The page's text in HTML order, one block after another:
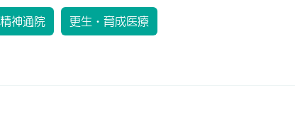
精神通院 更生・育成医療